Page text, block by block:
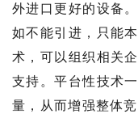
外进口更好的设备
如不能引进，只能
术，可以组织相关
支持。平台性技术
量，从而增强整体竞